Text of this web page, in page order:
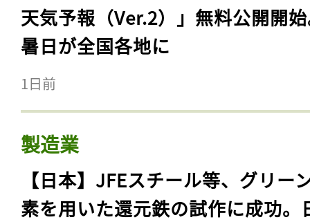
天気予報（Ver.2）」無料公開開
暑日が全国各地に
1日前
製造業
【日本】JFEスチール等、グリー
素を用いた還元鉄の試作に成功。